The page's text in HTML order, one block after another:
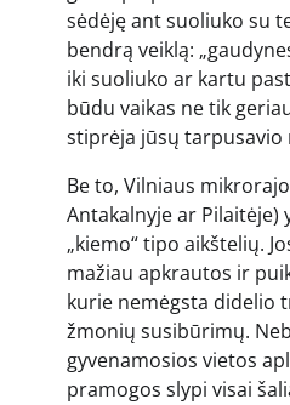
sėdėję ant suoliuko su
bendrą veiklą:
iki suoliuko ar kartu
būdu vaikas ne tik
stiprėja jūsų tarpusavio
Be to, Vilniaus
Antakalnyje ar Pilaitėje)
„kiemo“ tipo aikštelių.
mažiau apkrautos ir
kurie nemėgsta didelio
žmonių susibūrimų.
gyvenamosios vietos
pramogos slypi visai